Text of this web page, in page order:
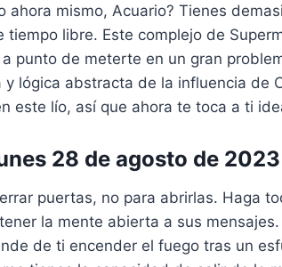
ahora mismo, Acuario? Tienes
libre. Este complejo de
punto de meterte en un gran
​​lógica abstracta de la influencia de
este lío, así que ahora te toca a ti
28 de agosto de 2023
puertas, no para abrirlas. Haga
la mente abierta a sus
de ti encender el fuego tras un